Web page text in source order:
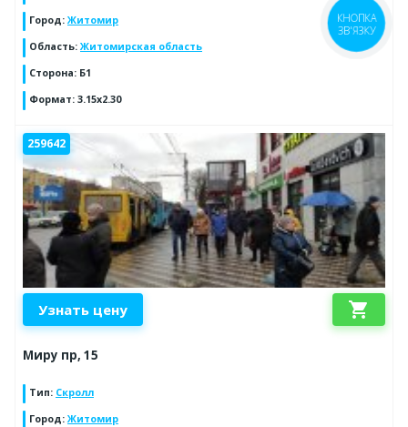
Город: Житомир
Область: Житомирская область
Сторона: Б1
Формат: 3.15x2.30
259642
Узнать цену shopping_cart
Миру пр, 15
Тип: Скролл
Город: Житомир
КНОПКА
ЗВ'ЯЗКУ